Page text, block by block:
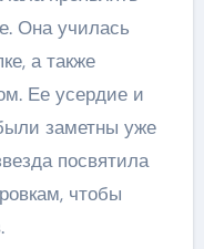
Она училась
а также
Ее усердие и
заметны уже
посвятила
чтобы